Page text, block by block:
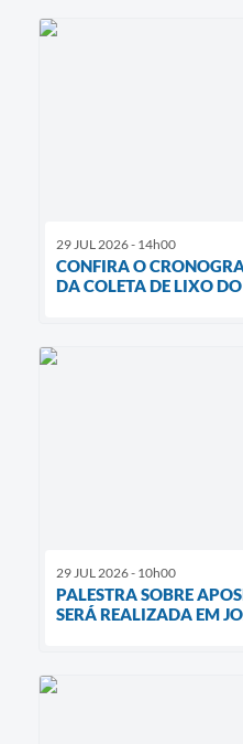
29 JUL 2026 - 14h00
CONFIRA O
DA COLETA DE LIXO
29 JUL 2026 - 10h00
PALESTRA SOBRE
SERÁ REALIZADA EM